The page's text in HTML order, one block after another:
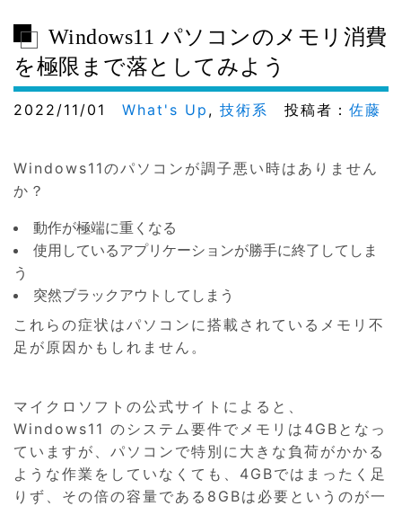
Windows11 パソコンのメモリ消費
を極限まで落としてみよう
2022/11/01 What's Up , 技術系 投稿者： 佐藤
Windows11のパソコンが調子悪い時はありません
か？
動作が極端に重くなる
使用しているアプリケーションが勝手に終了してしま
う
突然ブラックアウトしてしまう
これらの症状はパソコンに搭載されているメモリ不
足が原因かもしれません。
マイクロソフトの公式サイトによると、
Windows11 のシステム要件でメモリは4GBとなっ
ていますが、パソコンで特別に大きな負荷がかかる
ような作業をしていなくても、4GBではまったく足
りず、その倍の容量である8GBは必要というのが一